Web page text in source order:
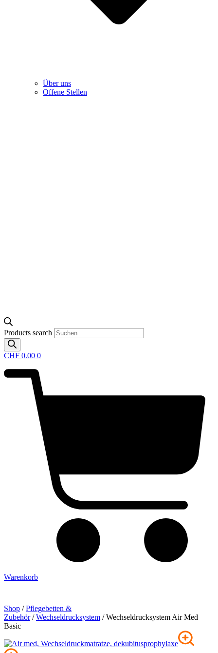
Über uns
Offene Stellen
Products search
CHF 0.00 0
Warenkorb
Shop /Pflege­betten &
Zubehör/Wechseldrucksystem / Wechseldrucksystem Air Med
Basic